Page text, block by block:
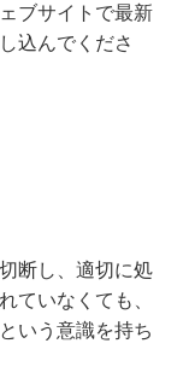
ブサイトで最新
込んでくださ
断し、適切に処
ていなくても、
いう意識を持ち